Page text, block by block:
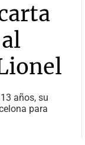
años, su
para